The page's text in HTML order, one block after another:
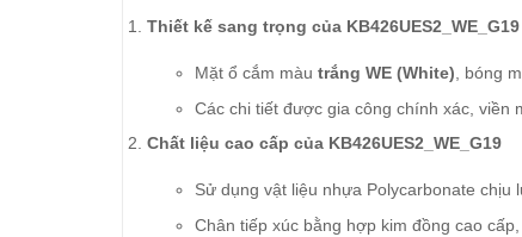
Thiết kế sang trọng của KB426UES2_WE_G19
Mặt ổ cắm màu trắng WE (White) , bóng
Các chi tiết được gia công chính xác, viền
Chất liệu cao cấp của KB426UES2_WE_G19
Sử dụng vật liệu nhựa Polycarbonate chịu
Chân tiếp xúc bằng hợp kim đồng cao